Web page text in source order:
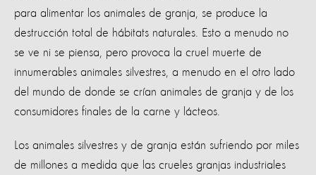
para alimentar los animales de granja, se produce la
destrucción total de hábitats naturales. Esto a menudo no
se ve ni se piensa, pero provoca la cruel muerte de
innumerables animales silvestres, a menudo en el otro lado
del mundo de donde se crían animales de granja y de los
consumidores finales de la carne y lácteos.
Los animales silvestres y de granja están sufriendo por miles
de millones a medida que las crueles granjas industriales